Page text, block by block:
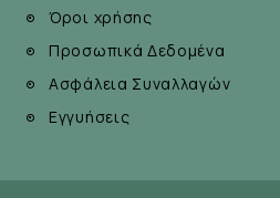
Όροι χρήσης
Προσωπικά Δεδομένα
Ασφάλεια Συναλλαγών
Εγγυήσεις